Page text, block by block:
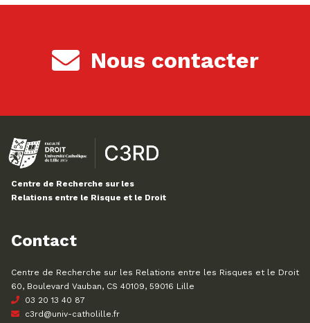
Nous contacter
Centre de Recherche sur les
Relations entre le Risque et le Droit
Contact
Centre de Recherche sur les Relations entre les Risques et le Droit
60, Boulevard Vauban, CS 40109, 59016 Lille
03 20 13 40 87
c3rd@univ-catholille.fr